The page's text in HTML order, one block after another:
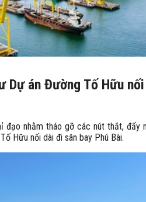
Dự án Đường Tố Hữu
đạo nhằm tháo gỡ các nút thắt, đẩy
Hữu nối dài đi sân bay Phú Bài.